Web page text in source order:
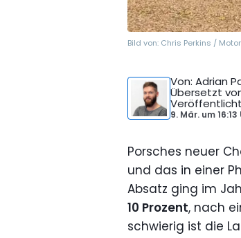
Bild von: Chris Perkins /
Von: Adrian
Übersetzt
9. Mär. um16:13
Porsches neuer
und das in einer
Absatz ging im
10 Prozent, nach
schwierig ist die